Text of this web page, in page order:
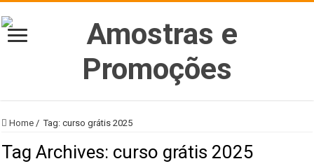
Home / Tag:curso grátis 2025
Tag Archives: curso grátis 2025